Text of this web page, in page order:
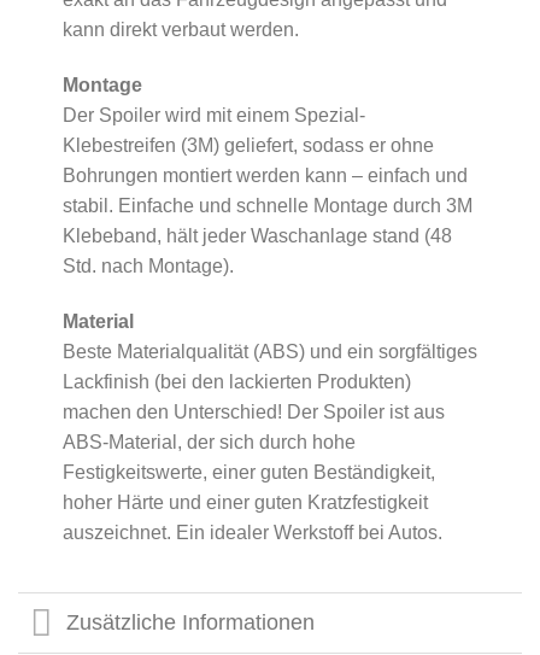
kann direkt verbaut werden.
Montage
Der Spoiler wird mit einem Spezial-
Klebestreifen (3M) geliefert, sodass er ohne
Bohrungen montiert werden kann – einfach und
stabil. Einfache und schnelle Montage durch 3M
Klebeband, hält jeder Waschanlage stand (48
Std. nach Montage).
Material
Beste Materialqualität (ABS) und ein sorgfältiges
Lackfinish (bei den lackierten Produkten)
machen den Unterschied! Der Spoiler ist aus
ABS-Material, der sich durch hohe
Festigkeitswerte, einer guten Beständigkeit,
hoher Härte und einer guten Kratzfestigkeit
auszeichnet. Ein idealer Werkstoff bei Autos.
Zusätzliche Informationen